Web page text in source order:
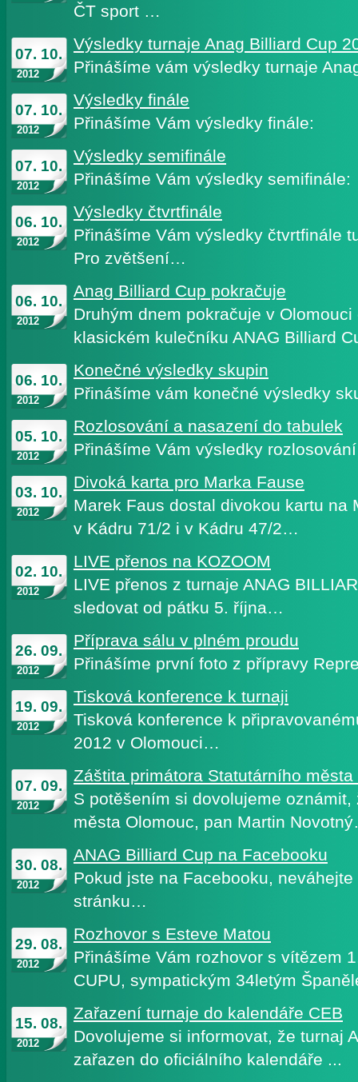
ČT sport …
07. 10.
2012
Výsledky turnaje Anag Billiard Cup
Přinášíme vám výsledky turnaje
07. 10.
2012
Výsledky finále
Přinášíme Vám výsledky finále:
07. 10.
2012
Výsledky semifinále
Přinášíme Vám výsledky semifinále:
06. 10.
2012
Výsledky čtvrtfinále
Přinášíme Vám výsledky čtvrtfinále
Pro zvětšení…
06. 10.
2012
Anag Billiard Cup pokračuje
Druhým dnem pokračuje v
klasickém kulečníku ANAG Billiard
06. 10.
2012
Konečné výsledky skupin
Přinášíme vám konečné výsledky
05. 10.
2012
Rozlosování a nasazení do tabulek
Přinášíme Vám výsledky
03. 10.
2012
Divoká karta pro Marka Fause
Marek Faus dostal divokou kartu na
v Kádru 71/2 i v Kádru 47/2…
02. 10.
2012
LIVE přenos na KOZOOM
LIVE přenos z turnaje ANAG
sledovat od pátku 5. října…
26. 09.
2012
Příprava sálu v plném proudu
Přinášíme první foto z přípravy
19. 09.
2012
Tisková konference k turnaji
Tisková konference k
2012 v Olomouci…
07. 09.
2012
Záštita primátora Statutárního města
S potěšením si dovolujeme
města Olomouc, pan Martin
30. 08.
2012
ANAG Billiard Cup na Facebooku
Pokud jste na Facebooku,
stránku…
29. 08.
2012
Rozhovor s Esteve Matou
Přinášíme Vám rozhovor s vítězem
CUPU, sympatickým 34letým
15. 08.
2012
Zařazení turnaje do kalendáře CEB
Dovolujeme si informovat, že turnaj
zařazen do oficiálního kalendáře ...